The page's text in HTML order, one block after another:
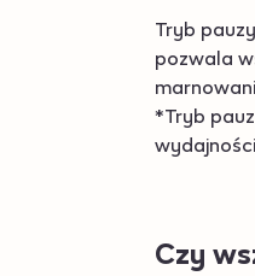
Tryb
pozwala
*Tryb
Czy